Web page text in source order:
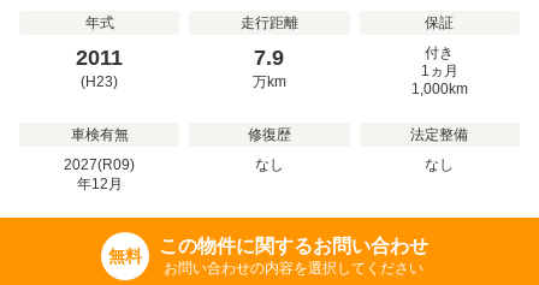
年式
2011
(H23)
走行距離
7.9
万km
保証
付き
1ヵ月
1,000km
車検有無
2027(R09)
年12 月
修復歴
なし
法定整備
なし
無料 この物件に関するお問い合わせ
お問い合わせの内容を選択してください